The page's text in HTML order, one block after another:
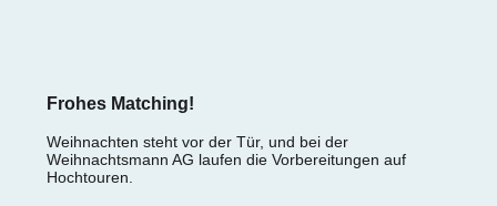
Frohes Matching!
Weihnachten steht vor der Tür, und bei der
Weihnachtsmann AG laufen die Vorbereitungen auf
Hochtouren.